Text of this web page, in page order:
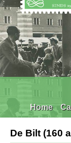
Home
De Bilt (160